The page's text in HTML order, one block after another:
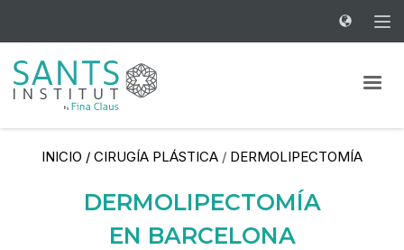
INICIO / CIRUGÍA PLÁSTICA / DERMOLIPECTOMÍA
DERMOLIPECTOMÍA
EN BARCELONA